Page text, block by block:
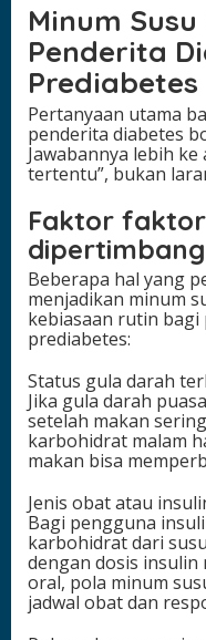
Minum
Penderita
Prediabetes
Pertanyaan utama
penderita diabetes
Jawabannya lebih
tertentu”, bukan
Faktor
Beberapa hal yang
menjadikan minum
kebiasaan rutin
prediabetes:
Status gula darah
Jika gula darah
setelah makan
karbohidrat malam
makan bisa
Jenis obat atau
Bagi pengguna
karbohidrat dari
dengan dosis insulin
oral, pola minum
jadwal obat dan